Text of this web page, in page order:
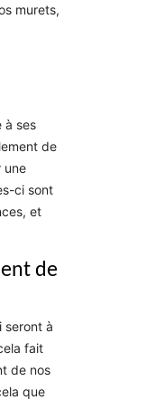
murets,
à ses
de
une
ci sont
et
de
seront à
fait
de nos
que